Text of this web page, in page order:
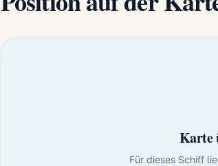
Karte
Für dieses Schiff